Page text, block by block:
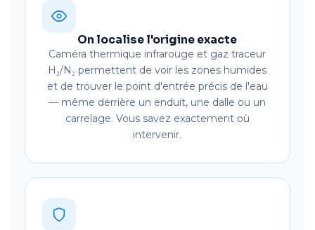
On localise l'origine exacte
Caméra thermique infrarouge et gaz traceur
H₂/N₂ permettent de voir les zones humides
et de trouver le point d'entrée précis de l'eau
— même derrière un enduit, une dalle ou un
carrelage. Vous savez exactement où
intervenir.